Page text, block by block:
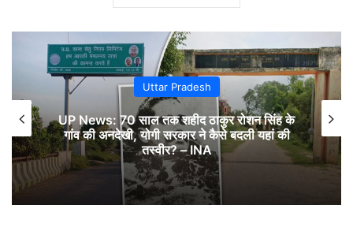
Uttar Pradesh
UP News: 70 साल तक शहीद ठाकुर रोशन सिंह के
गांव की अनदेखी, योगी सरकार ने कैसे बदली यहां की
तस्वीर? – INA